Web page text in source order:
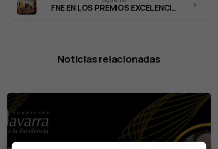
FNE EN LOS PREMIOS EXCELENCIA 2018 EN LA RIOJA
Noticias relacionadas